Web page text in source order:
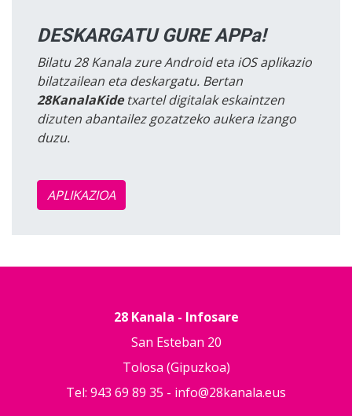
DESKARGATU GURE APPa!
Bilatu 28 Kanala zure Android eta iOS aplikazio
bilatzailean eta deskargatu. Bertan
28KanalaKidetxartel digitalak eskaintzen
dizuten abantailez gozatzeko aukera izango
duzu.
APLIKAZIOA
28 Kanala - Infosare
San Esteban 20
Tolosa (Gipuzkoa)
Tel: 943 69 89 35 - info@28kanala.eus